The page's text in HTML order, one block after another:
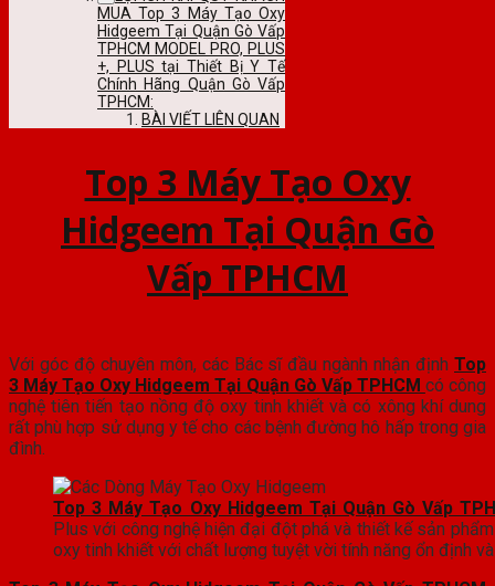
MUA Top 3 Máy Tạo Oxy
Hidgeem Tại Quận Gò Vấp
TPHCM MODEL PRO, PLUS
+, PLUS tại Thiết Bị Y Tế
Chính Hãng Quận Gò Vấp
TPHCM:
BÀI VIẾT LIÊN QUAN
Top 3 Máy Tạo Oxy
Hidgeem Tại Quận Gò
Vấp TPHCM
Với góc độ chuyên môn, các Bác sĩ đầu ngành nhận định Top
3 Máy Tạo Oxy Hidgeem Tại Quận Gò Vấp TPHCM có công
nghệ tiên tiến tạo nồng độ oxy tinh khiết và có xông khí dung
rất phù hợp sử dụng y tế cho các bệnh đường hô hấp trong gia
đình.
Top 3 Máy Tạo Oxy Hidgeem Tại Quận Gò Vấp
Plus với công nghệ hiện đại đột phá và thiết kế sản
oxy tinh khiết với chất lượng tuyệt vời tính năng ổn định